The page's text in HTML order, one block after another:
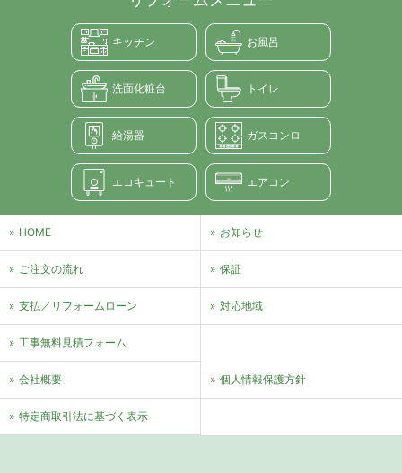
キッチン お風呂
洗面化粧台 トイレ
給湯器 ガスコンロ
エコキュート エアコン
HOME お知らせ
ご注文の流れ 保証
支払／リフォームローン 対応地域
⼯事無料⾒積フォーム
会社概要 個⼈情報保護⽅針
特定商取引法に基づく表⽰